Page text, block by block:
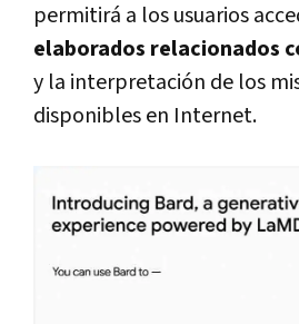
permitirá a los usuarios
elaborados relacionados
y la interpretación de los
disponibles en Internet.